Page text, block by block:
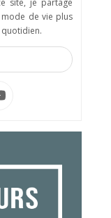
site, je partage
de vie plus